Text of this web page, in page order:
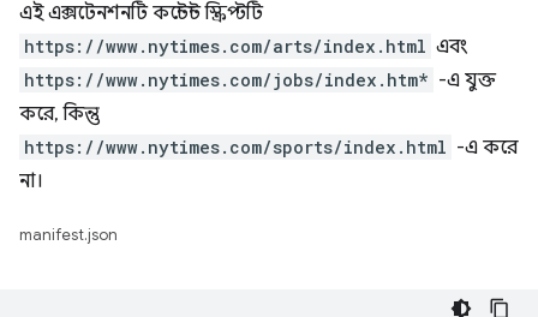
এই এক্সটেনশনটি কন্টেন্ট স্ক্রিপ্টটি
https://www.nytimes.com/arts/index.html এবং
https://www.nytimes.com/jobs/index.htm* -এ যুক্ত
করে, কিন্তু
https://www.nytimes.com/sports/index.html -এ করে
না।
manifest.json